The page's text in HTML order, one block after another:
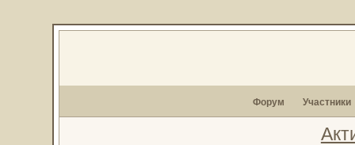
Форум Участники